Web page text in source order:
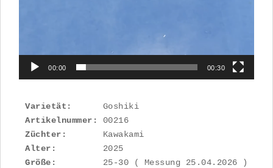
00:00 00:30
Varietät:
Artikelnummer:
Züchter:
Alter:
Größe: